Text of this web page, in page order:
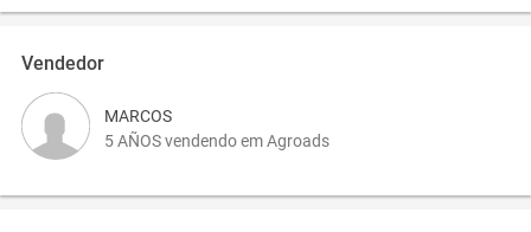
Vendedor
MARCOS
5 AÑOS vendendo em Agroads